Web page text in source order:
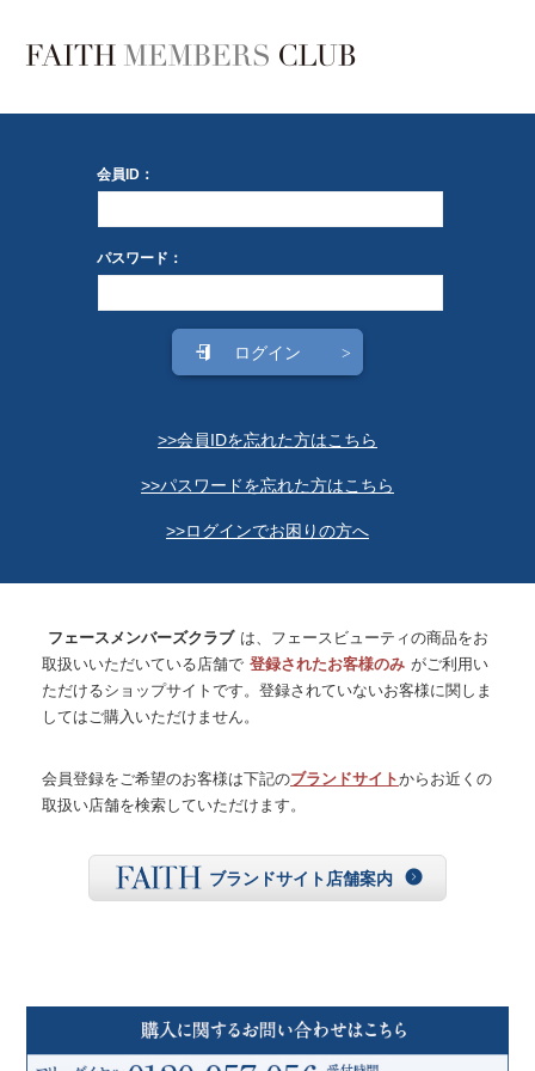
フェースメンバーズクラブ は、フェースビューティの商品をお
取扱いいただいている店舗で 登録されたお客様のみ がご利用い
ただけるショップサイトです。登録されていないお客様に関しま
してはご購入いただけません。
会員登録をご希望のお客様は下記のブランドサイトからお近くの
取扱い店舗を検索していただけます。
ブランドサイト店舗案内
会員ID：
パスワード：
>>会員IDを忘れた方はこちら
>>パスワードを忘れた方はこちら
>>ログインでお困りの方へ